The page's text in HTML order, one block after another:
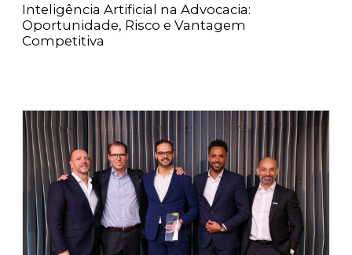
Inteligência Artificial na Advocacia:
Oportunidade, Risco e Vantagem
Competitiva